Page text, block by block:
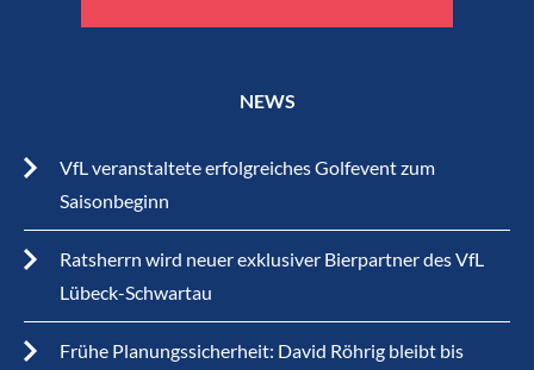
NEWS
VfL veranstaltete erfolgreiches Golfevent zum
Saisonbeginn
Ratsherrn wird neuer exklusiver Bierpartner des VfL
Lübeck-Schwartau
Frühe Planungssicherheit: David Röhrig bleibt bis